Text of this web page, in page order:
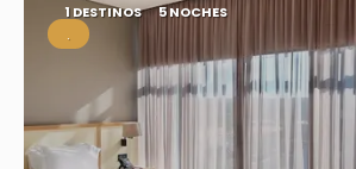
1 DESTINOS 5 NOCHES
.